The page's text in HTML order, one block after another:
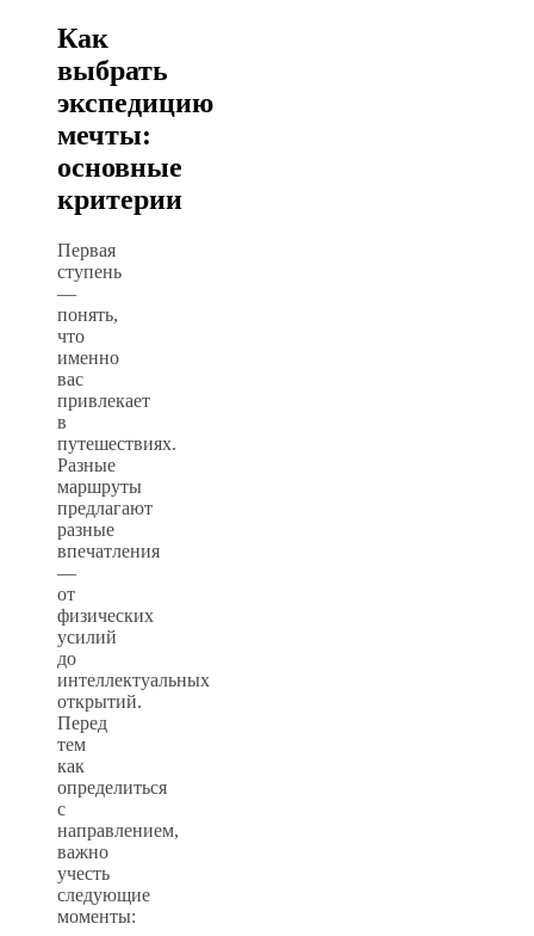
Как
выбрать
экспедицию
мечты:
основные
критерии
Первая
ступень
—
понять,
что
именно
вас
привлекает
в
путешествиях.
Разные
маршруты
предлагают
разные
впечатления
—
от
физических
усилий
до
интеллектуальных
открытий.
Перед
тем
как
определиться
с
направлением,
важно
учесть
следующие
моменты: